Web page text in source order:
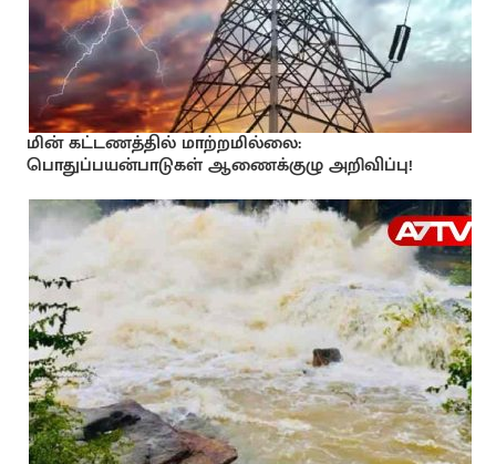
மின் கட்டணத்தில் மாற்றமில்லை:
பொதுப்பயன்பாடுகள் ஆணைக்குழு அறிவிப்பு!